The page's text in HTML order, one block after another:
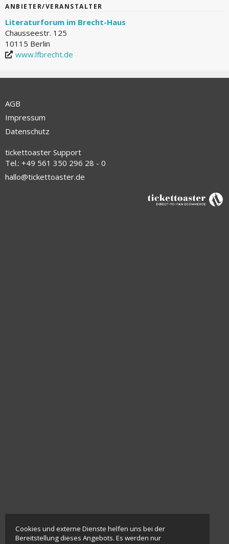
ANBIETER/VERANSTALTER
Literaturforum im Brecht-Haus
Chausseestr. 125
10115 Berlin
www.lfbrecht.de
AGB
Impressum
Datenschutz
tickettoaster Support
Tel.: +49 561 350 296 28 - 0
hallo@tickettoaster.de
Cookies und externe Dienste helfen uns bei der
Bereitstellung dieses Angebots. Es werden nur